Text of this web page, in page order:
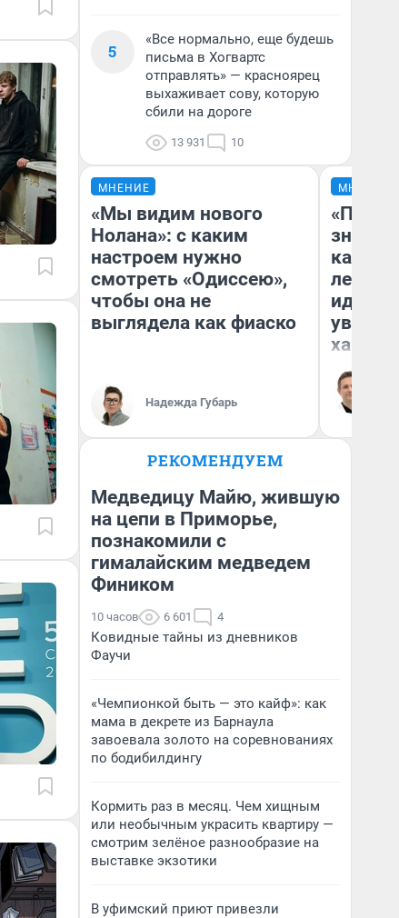
5
«Все нормально, еще будешь
письма в Хогвартс
отправлять» — красноярец
выхаживает сову, которую
сбили на дороге
13 931 10
МНЕНИЕ
«Мы видим нового
Нолана»: с каким
настроем нужно
смотреть «Одиссею»,
чтобы она не
выглядела как фиаско
Надежда Губарь
МНЕНИЕ
идею
РЕКОМЕНДУЕМ
Медведицу Майю, жившую
на цепи в Приморье,
познакомили с
гималайским медведем
Фиником
10 часов 6 601 4
Ковидные тайны из дневников
Фаучи
«Чемпионкой быть — это кайф»: как
мама в декрете из Барнаула
завоевала золото на соревнованиях
по бодибилдингу
Кормить раз в месяц. Чем хищным
или необычным украсить квартиру —
смотрим зелёное разнообразие на
выставке экзотики
В уфимский приют привезли